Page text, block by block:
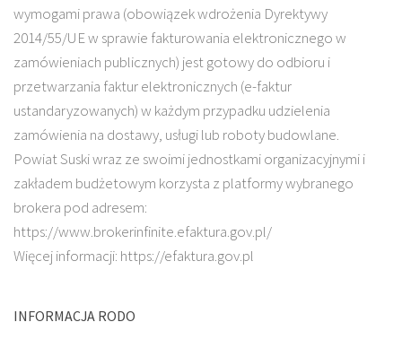
wymogami prawa (obowiązek wdrożenia Dyrektywy
2014/55/UE w sprawie fakturowania elektronicznego w
zamówieniach publicznych) jest gotowy do odbioru i
przetwarzania faktur elektronicznych (e-faktur
ustandaryzowanych) w każdym przypadku udzielenia
zamówienia na dostawy, usługi lub roboty budowlane.
Powiat Suski wraz ze swoimi jednostkami organizacyjnymi i
zakładem budżetowym korzysta z platformy wybranego
brokera pod adresem:
https://www.brokerinfinite.efaktura.gov.pl/
Więcej informacji: https://efaktura.gov.pl
INFORMACJA RODO